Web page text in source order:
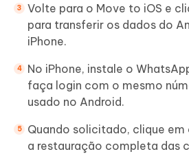
Volte para o Move to iOS e
para transferir os dados do
iPhone.
No iPhone, instale o
faça login com o mesmo
usado no Android.
Quando solicitado, clique
a restauração completa das